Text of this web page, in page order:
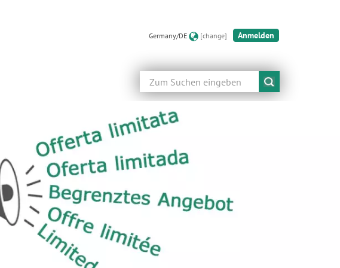
Germany/DE [change] Anmelden
Suche